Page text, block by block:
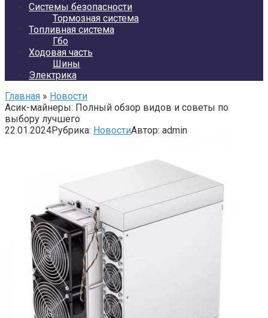
Системы безопасности
Тормозная система
Топливная система
Гбо
Ходовая часть
Шины
Электрика
Главная » Новости
Асик-майнеры: Полный обзор видов и советы по
выбору лучшего
22.01.2024Рубрика: НовостиАвтор: admin